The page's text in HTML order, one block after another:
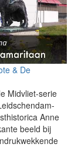
& De
Midvliet-serie
Anne
beeld bij